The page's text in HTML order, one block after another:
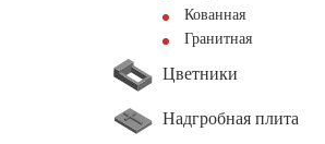
Кованная
Гранитная
Цветники
Надгробная плита